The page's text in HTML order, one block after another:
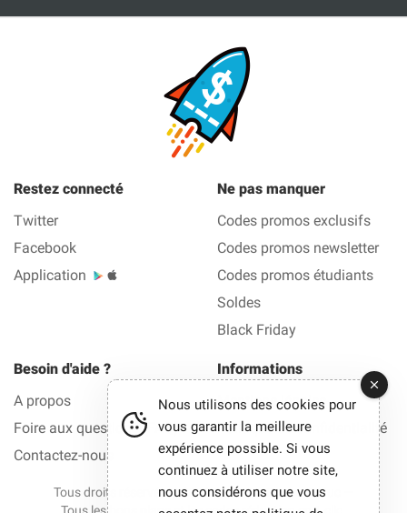
Restez connecté
Twitter
Facebook
Application
Ne pas manquer
Codes promos exclusifs
Codes promos newsletter
Codes promos étudiants
Soldes
Black Friday
Besoin d'aide ?
A propos
Foire aux questions (FAQ)
Contactez-nous
Informations
Mentions légales
Politique de confidentialité
Tous droits réservés © 2012-2026 La Bonne Reduc —
Tous les bons plans et les codes réduction en 1 clic.
Nous utilisons des cookies pour
vous garantir la meilleure
expérience possible. Si vous
continuez à utiliser notre site,
nous considérons que vous